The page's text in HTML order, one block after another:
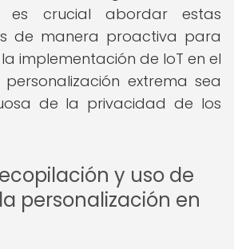
es crucial abordar estas
de manera proactiva para
implementación de IoT en el
extrema sea
de la privacidad de los
y uso de
personalización en